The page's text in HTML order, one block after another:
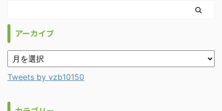
アーカイブ
Tweets by vzb10150